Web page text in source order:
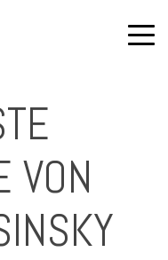
VON